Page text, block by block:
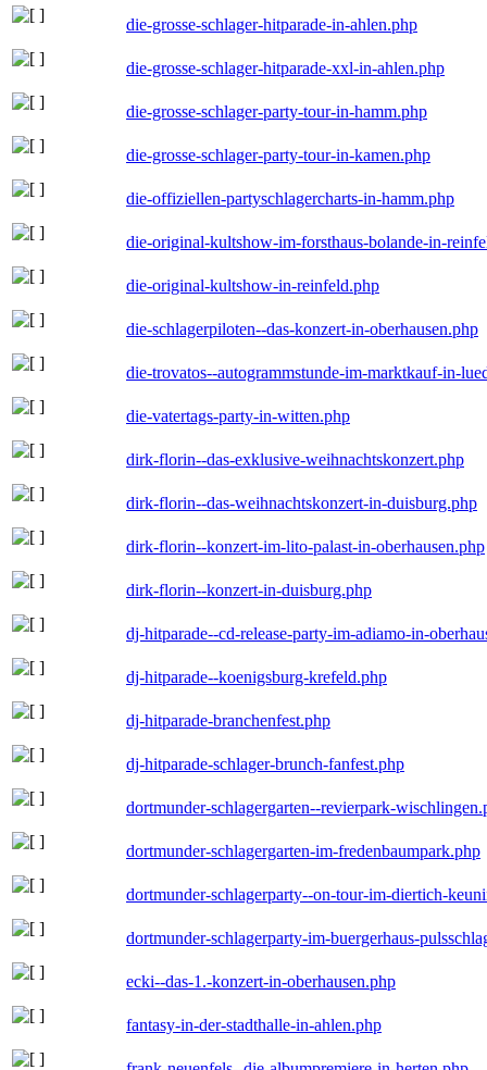
die-grosse-schlager-hitparade-in-ahlen.php
die-grosse-schlager-hitparade-xxl-in-ahlen.php
die-grosse-schlager-party-tour-in-hamm.php
die-grosse-schlager-party-tour-in-kamen.php
die-offiziellen-partyschlagercharts-in-hamm.php
die-original-kultshow-im-forsthaus-bolande-in-
die-original-kultshow-in-reinfeld.php
die-schlagerpiloten--das-konzert-in-oberhausen.php
die-trovatos--autogrammstunde-im-marktkauf-in-
die-vatertags-party-in-witten.php
dirk-florin--das-exklusive-weihnachtskonzert.php
dirk-florin--das-weihnachtskonzert-in-duisburg.php
dirk-florin--konzert-im-lito-palast-in-oberhausen.php
dirk-florin--konzert-in-duisburg.php
dj-hitparade--cd-release-party-im-adiamo-in-
dj-hitparade--koenigsburg-krefeld.php
dj-hitparade-branchenfest.php
dj-hitparade-schlager-brunch-fanfest.php
dortmunder-schlagergarten--revierpark-
dortmunder-schlagergarten-im-fredenbaumpark.php
dortmunder-schlagerparty--on-tour-im-diertich-
dortmunder-schlagerparty-im-buergerhaus-
ecki--das-1.-konzert-in-oberhausen.php
fantasy-in-der-stadthalle-in-ahlen.php